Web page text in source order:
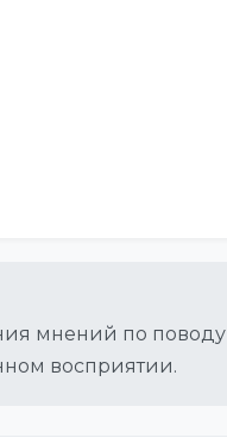
мнений по поводу
восприятии.